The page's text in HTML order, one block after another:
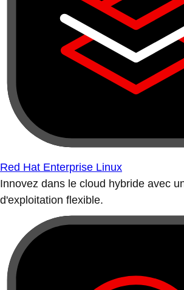
Red Hat Enterprise Linux
Innovez dans le cloud hybride avec
d'exploitation flexible.